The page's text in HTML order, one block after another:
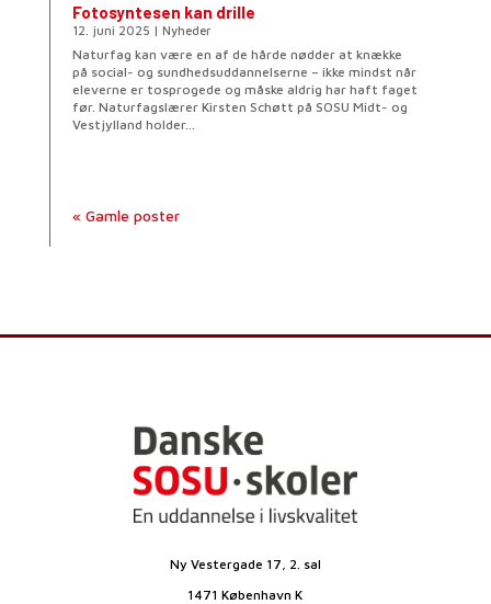
Fotosyntesen kan drille
12. juni 2025 | Nyheder
Naturfag kan være en af de hårde nødder at knække
på social- og sundhedsuddannelserne – ikke mindst når
eleverne er tosprogede og måske aldrig har haft faget
før. Naturfagslærer Kirsten Schøtt på SOSU Midt- og
Vestjylland holder...
« Gamle poster
Ny Vestergade 17, 2. sal
1471 København K